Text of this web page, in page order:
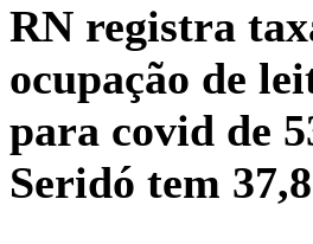
RN registra
ocupação de
para covid de
Seridó tem